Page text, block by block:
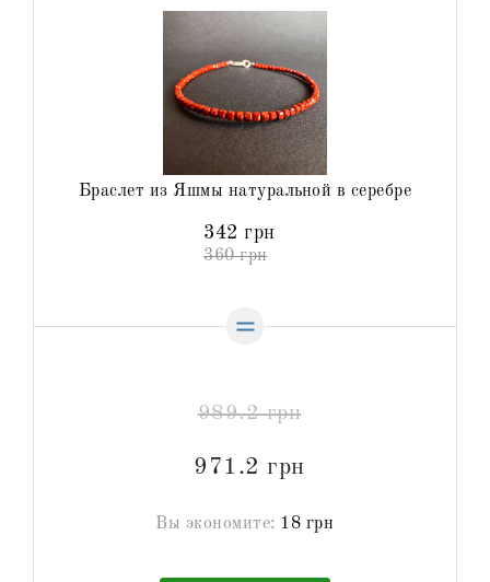
Браслет из Яшмы натуральной в серебре
342 грн
360 грн
989.2 грн
971.2 грн
Вы экономите: 18 грн